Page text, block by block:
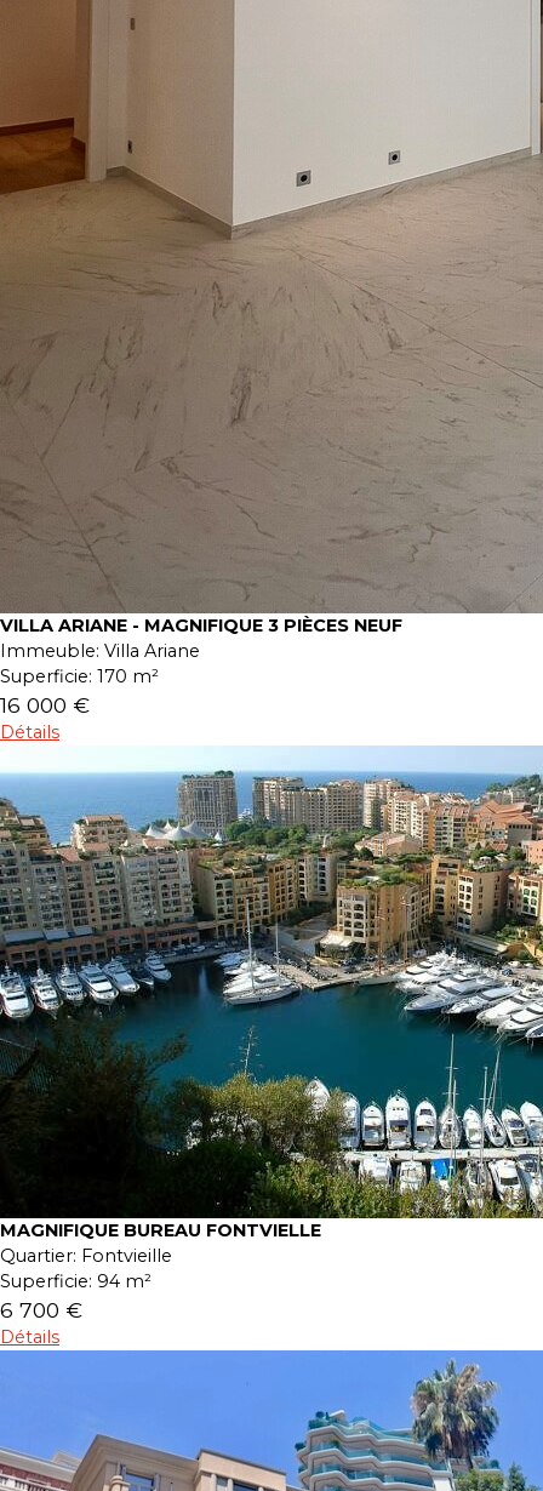
VILLA ARIANE - MAGNIFIQUE 3 PIÈCES NEUF
Immeuble: Villa Ariane
Superficie: 170 m²
16 000 €
Détails
MAGNIFIQUE BUREAU FONTVIELLE
Quartier: Fontvieille
Superficie: 94 m²
6 700 €
Détails